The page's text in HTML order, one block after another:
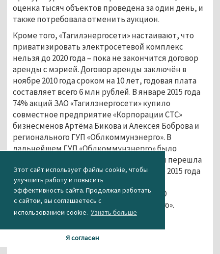
Этот сайт использует файлы cookie, чтобы
улучшить работу и повысить
эффективность сайта. Продолжая работать
с сайтом, вы соглашаетесь с
использованием cookie. Узнать больше
Я согласен
оценка тысяч объектов проведена за один день, и
также потребовала отменить аукцион.
Кроме того, «Тагилэнергосети» настаивают, что
приватизировать электросетевой комплекс
нельзя до 2020 года – пока не закончится договор
аренды с мэрией. Договор аренды заключён в
ноябре 2010 года сроком на 10 лет, годовая плата
составляет всего 6 млн рублей. В январе 2015 года
74% акций ЗАО «Тагилэнергосети» купило
совместное предприятие «Корпорации СТС»
бизнесменов Артёма Бикова и Алексея Боброва и
регионального ГУП «Облкоммунэнерго». В
дальнейшем ГУП «Облкоммунэнерго» было
акционировано, его 75-процентная доля перешла
под контроль Боброва и Бикова. В конце 2015 года
бизнесмены увеличили свою долю в
«Тагилэнергосетях» почти до 100%, а ЗАО
присоединилось к АО «Облкоммунэнерго».